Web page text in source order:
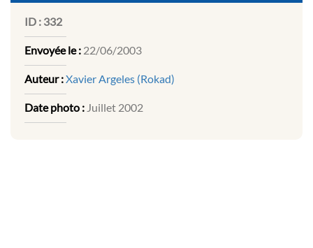
ID : 332
Envoyée le : 22/06/2003
Auteur :Xavier Argeles (Rokad)
Date photo : Juillet 2002